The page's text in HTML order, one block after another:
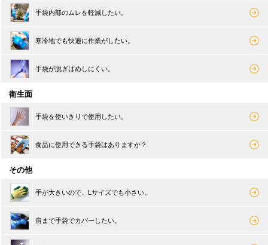
手袋内部のムレを軽減したい。
寒冷地でも快適に作業がしたい。
手袋が脱ぎはめしにくい。
衛生面
手袋を使いきりで使用したい。
食品に使用できる手袋はありますか？
その他
手が大きいので、Lサイズでも小さい。
肩まで手袋でカバーしたい。